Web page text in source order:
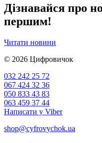
Дізнавайся про
першим!
Читати новини
© 2026 Цифровичок
032 242 25 72
067 424 32 36
050 833 43 83
063 459 37 44
Написати у Viber
shop@cyfrovychok.ua